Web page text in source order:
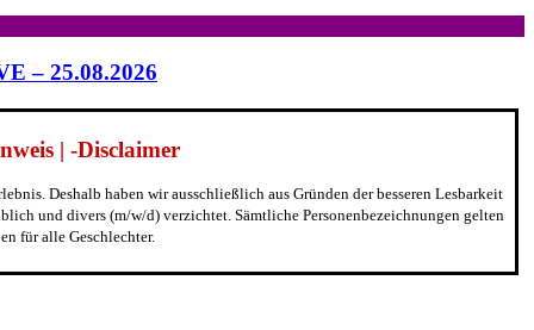
– 25.08.2026
| -Disclaimer
Deshalb haben wir ausschließlich aus Gründen der besseren Lesbarkeit
und divers (m/w/d) verzichtet. Sämtliche Personenbezeichnungen gelten
für alle Geschlechter.